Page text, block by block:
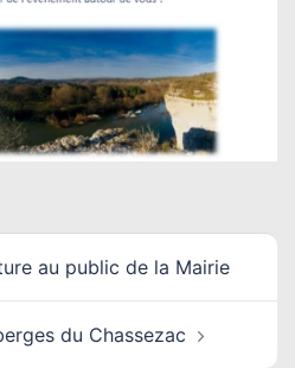
au public de la Mairie
du Chassezac